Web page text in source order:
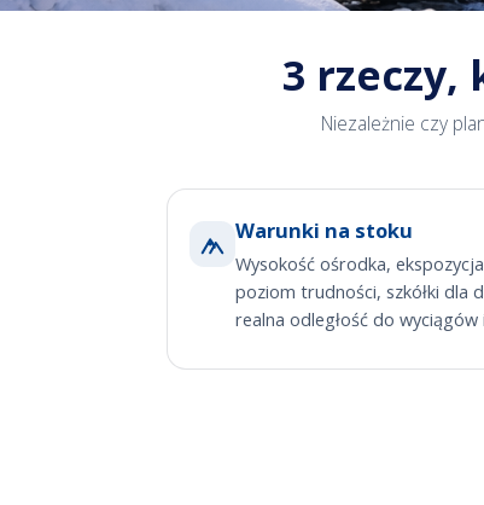
Wyjazdy na
z 24Holiday
3
Niezależnie czy
Warunki na stoku
Wysokość ośrodka,
poziom trudności, szkółki dla
realna odległość do wyciągów